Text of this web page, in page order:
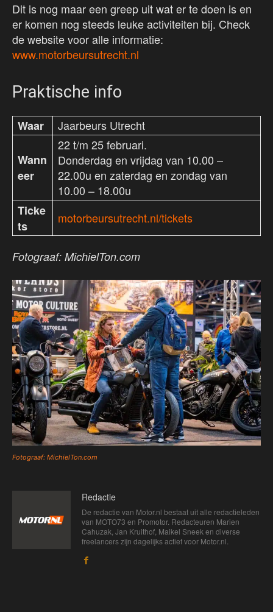
Dit is nog maar een greep uit wat er te doen is en
er komen nog steeds leuke activiteiten bij. Check
de website voor alle informatie:
www.motorbeursutrecht.nl
Praktische info
Waar Jaarbeurs Utrecht
Wann
eer
22 t/m 25 februari.
Donderdag en vrijdag van 10.00 –
22.00u en zaterdag en zondag van
10.00 – 18.00u
Ticke
ts
motorbeursutrecht.nl/tickets
Fotograaf: MichielTon.com
Fotograaf: MichielTon.com
Redactie
De redactie van Motor.nl bestaat uit alle redactieleden
van MOTO73 en Promotor. Redacteuren Marien
Cahuzak, Jan Kruithof, Maikel Sneek en diverse
freelancers zijn dagelijks actief voor Motor.nl.